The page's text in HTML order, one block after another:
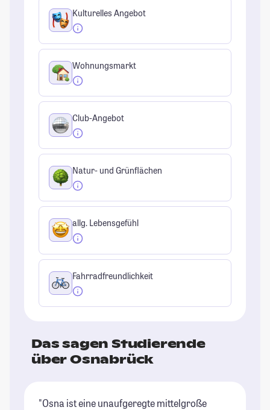
Kulturelles Angebot
Wohnungsmarkt
Club-Angebot
Natur- und Grünflächen
allg. Lebensgefühl
Fahrradfreundlichkeit
Das sagen Studierende
über Osnabrück
"Osna ist eine unaufgeregte mittelgroße